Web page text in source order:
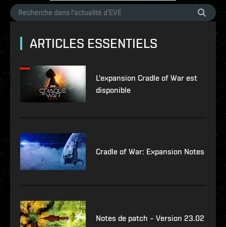
ARTICLES ESSENTIELS
L'expansion Cradle of War est
disponible
Cradle of War: Expansion Notes
Notes de patch – Version 23.02